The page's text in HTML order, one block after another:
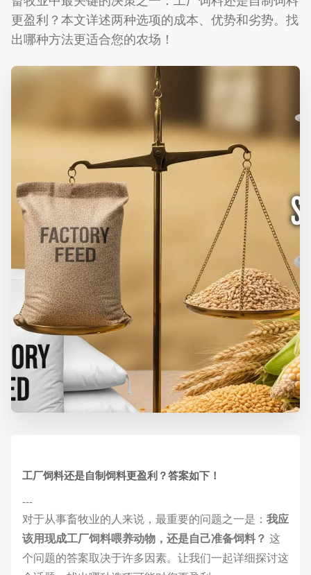
更盈利？本文详述两种选项的成本、优势和劣势。找
出哪种方法更适合您的农场！
工厂饲料还是自制饲料更盈利？答案如下！
---
对于从事畜牧业的人来说，最重要的问题之一是： 我应
该用现成工厂饲料喂养动物，还是自己准备饲料？ 这
个问题的答案取决于许多因素。让我们一起详细探讨这